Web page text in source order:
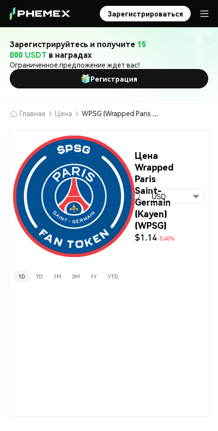
Зарегистрироваться
Зарегистрируйтесь и получите 15
000 USDT в наградах
Ограниченное предложение ждёт вас!
Регистрация
Главная Цена WPSG (Wrapped Paris Saint-Germain (Kayen))
Цена
Wrapped
Paris
Saint-
Germain
(Kayen)
(WPSG)
$1.14-5.40%
USD
1D 7D 1M 3M 1Y YTD